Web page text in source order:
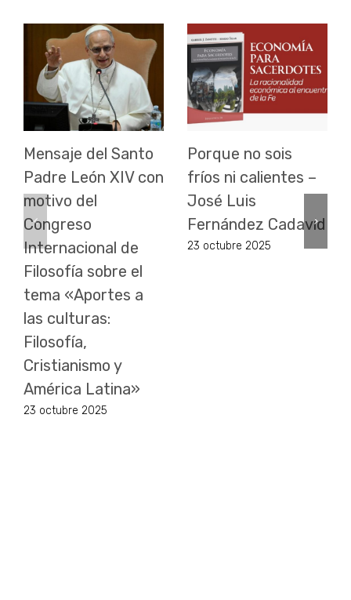
Mensaje del Santo
Padre León XIV con
motivo del
Congreso
Internacional de
Filosofía sobre el
tema «Aportes a
las culturas:
Filosofía,
Cristianismo y
América Latina»
23 octubre 2025
Porque no sois
fríos ni calientes –
José Luis
Fernández Cadavid
23 octubre 2025